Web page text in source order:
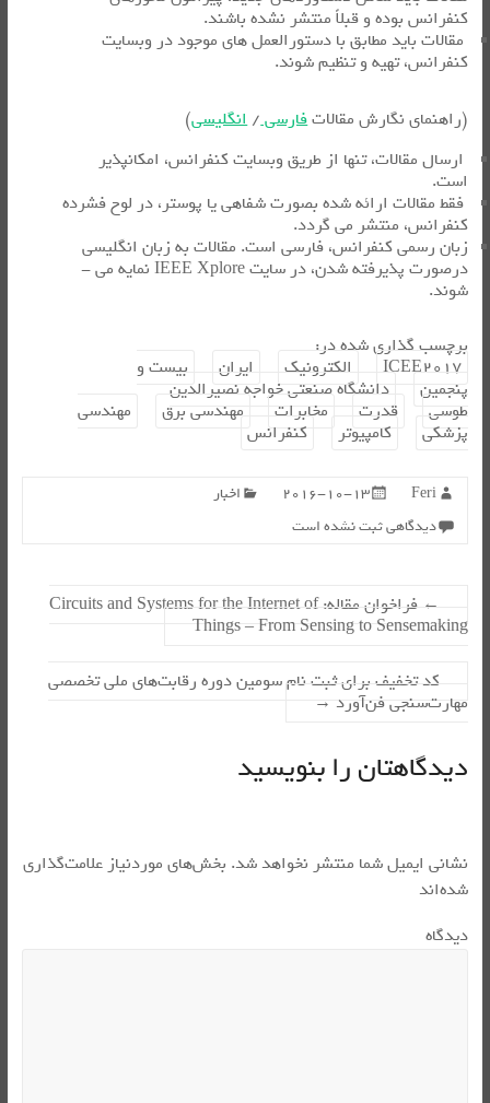
کنفرانس بوده و قبلاً منتشر نشده باشند.
مقالات باید مطابق با دستورالعمل ­های موجود در وبسایت
کنفرانس، تهیه و تنظیم شوند.
(راهنمای نگارش مقالاتفارسی/انگلیسی)
ارسال مقالات، تنها از طریق وبسایت کنفرانس، امکانپذیر
است.
فقط مقالات ارائه شده بصورت شفاهی یا پوستر، در لوح فشرده
کنفرانس، منتشر می ­گردد.
زبان رسمی کنفرانس، فارسی است. مقالات به زبان انگلیسی
درصورت پذیرفته شدن، در سایت IEEE Xplore نمایه می ­
شوند.
برچسب گذاری شده در:
ICEE2017
الکترونیک ایران
بیست و
پنجمین
دانشگاه صنعتی خواجه نصیرالدین
طوسی
قدرت مخابرات مهندسی برق
مهندسی
پزشکی
کامپیوتر کنفرانس
Feri
2016-10-13
اخبار
دیدگاهی ثبت نشده است
←
فراخوان مقاله: Circuits and Systems for the Internet of
Things – From Sensing to Sensemaking
کد تخفیف برای ثبت نام سومین دوره رقابت‌های ملی تخصصی
مهارت‌سنجی فن‌آورد →
دیدگاهتان را بنویسید
نشانی ایمیل شما منتشر نخواهد شد. بخش‌های موردنیاز علامت‌گذاری
شده‌اند
دیدگاه